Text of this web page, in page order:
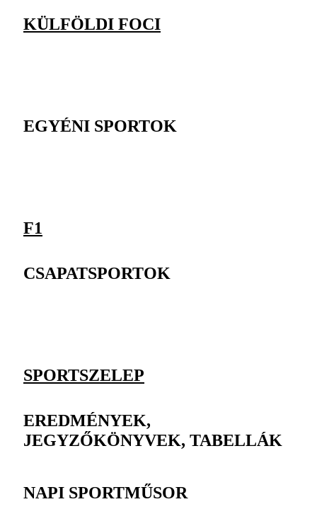
KÜLFÖLDI FOCI
EGYÉNI SPORTOK
F1
CSAPATSPORTOK
SPORTSZELEP
EREDMÉNYEK,
JEGYZŐKÖNYVEK, TABELLÁK
NAPI SPORTMŰSOR